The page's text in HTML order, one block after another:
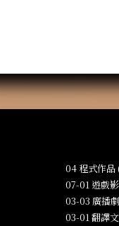
04 程式作品
07-01 遊戲
03-03 廣播
03-01 翻譯